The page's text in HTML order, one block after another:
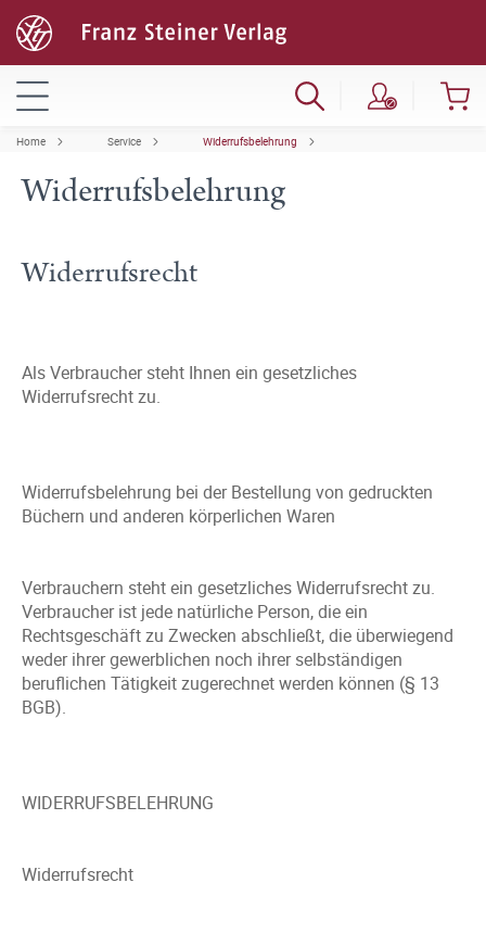
Home Service Widerrufsbelehrung
Widerrufsbelehrung
Widerrufsrecht
Als Verbraucher steht Ihnen ein gesetzliches
Widerrufsrecht zu.
Widerrufsbelehrung bei der Bestellung von gedruckten
Büchern und anderen körperlichen Waren
Verbrauchern steht ein gesetzliches Widerrufsrecht zu.
Verbraucher ist jede natürliche Person, die ein
Rechtsgeschäft zu Zwecken abschließt, die überwiegend
weder ihrer gewerblichen noch ihrer selbständigen
beruflichen Tätigkeit zugerechnet werden können (§ 13
BGB).
WIDERRUFSBELEHRUNG
Widerrufsrecht